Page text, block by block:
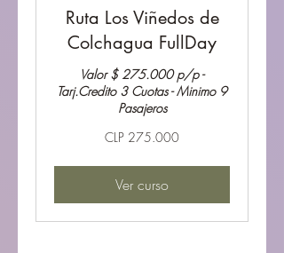
Ruta Los Viñedos de
Colchagua FullDay
Valor $ 275.000 p/p -
Tarj.Credito 3 Cuotas - Minimo 9
Pasajeros
CLP 275.000
Ver curso